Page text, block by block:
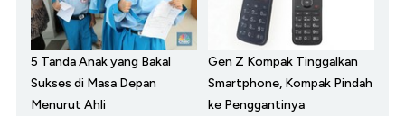
5 Tanda Anak yang Bakal
Sukses di Masa Depan
Menurut Ahli
Gen Z Kompak Tinggalkan
Smartphone, Kompak Pindah
ke Penggantinya